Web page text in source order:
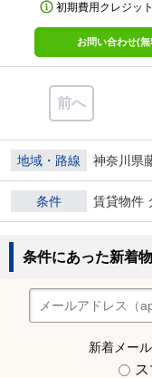
初期費用クレジッ
お問い合わせ(無
前へ
地域・路線 神奈川県
条件 賃貸物件
条件にあった新着
新着メー